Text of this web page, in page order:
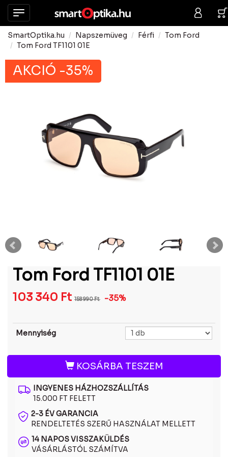
SmartOptika.hu Napszemüveg Férfi
Tom Ford
Tom Ford TF1101 01E
AKCIÓ -35%
Tom Ford TF1101 01E
103 340 Ft 158 990Ft -35%
Mennyiség
KOSÁRBA TESZEM
INGYENES HÁZHOZSZÁLLÍTÁS
15.000 FT FELETT
2-3 ÉV GARANCIA
RENDELTETÉS SZERŰ HASZNÁLAT MELLETT
14 NAPOS VISSZAKÜLDÉS
VÁSÁRLÁSTÓL SZÁMÍTVA